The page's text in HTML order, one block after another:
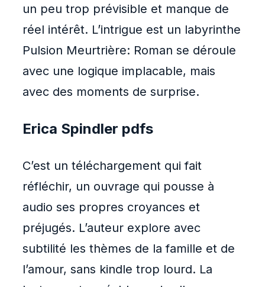
un peu trop prévisible et manque de
réel intérêt. L’intrigue est un labyrinthe
Pulsion Meurtrière: Roman se déroule
avec une logique implacable, mais
avec des moments de surprise.
Erica Spindler pdfs
C’est un téléchargement qui fait
réfléchir, un ouvrage qui pousse à
audio ses propres croyances et
préjugés. L’auteur explore avec
subtilité les thèmes de la famille et de
l’amour, sans kindle trop lourd. La